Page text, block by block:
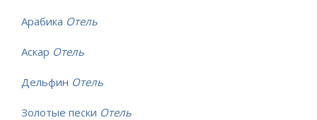
Арабика Отель
Аскар Отель
Дельфин Отель
Золотые пески Отель